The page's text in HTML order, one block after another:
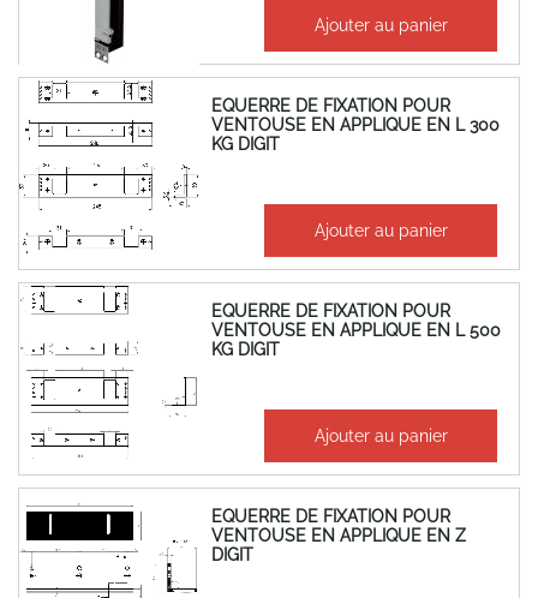
841,29 €
701,07 € Ajouter au panier
EQUERRE DE FIXATION POUR
VENTOUSE EN APPLIQUE EN L 300
KG DIGIT
67,95 €
56,62 € Ajouter au panier
EQUERRE DE FIXATION POUR
VENTOUSE EN APPLIQUE EN L 500
KG DIGIT
69,20 €
57,67 € Ajouter au panier
EQUERRE DE FIXATION POUR
VENTOUSE EN APPLIQUE EN Z
DIGIT